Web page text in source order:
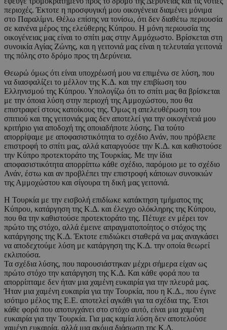
περιοχές. Έκτοτε η προσφυγική μου οικογένεια διαμένει μόνιμα
στο Παραλίμνι. Θέλω επίσης να τονίσω, ότι δεν διαθέτω περιουσία
σε κανένα μέρος της ελεύθερης Κύπρου. Η μόνη περιουσία της
οικογένειας μας είναι το σπίτι μας στην Αμμόχωστο. Βρίσκεται στη
συνοικία Αγίας Ζώνης, και η γειτονιά μας είναι η τελευταία γειτονιά
της πόλης στο δρόμο προς τη Δερύνεια.
Θεωρώ όμως ότι είναι υποχρέωσή μου να επιμένω σε λύση, που
να διασφαλίζει το μέλλον της Κ.Δ. και την επιβίωση του
Ελληνισμού της Κύπρου. Υπολογίζω ότι το σπίτι μας θα βρίσκεται
με την όποια λύση στην περιοχή της Αμμοχώστου, που θα
επιστραφεί στους κατοίκους της. Όμως η απελευθέρωση του
σπιτιού και της γειτονιάς μας δεν αποτελεί για την οικογένειά μου
κριτήριο για αποδοχή της οποιαδήποτε λύσης. Για τούτο
απορρίψαμε με αποφασιστικότητα το σχέδιο Ανάν, που πρόβλεπε
επιστροφή το σπίτι μας, αλλά καταργούσε την Κ.Δ. και καθιστούσε
την Κύπρο προτεκτοράτο της Τουρκίας. Με την ίδια
αποφασιστικότητα απορρίπτω κάθε σχέδιο, παρόμοιο με το σχέδιο
Ανάν, έστω και αν προβλέπει την επιστροφή κάποιων συνοικιών
της Αμμοχώστου και σίγουρα τη δική μας γειτονιά.
Η Τουρκία με την εισβολή επιδίωκε κατάκτηση τμήματος της
Κύπρου, κατάργηση της Κ.Δ. και έλεγχο ολόκληρης της Κύπρου,
που θα την καθιστούσε προτεκτοράτο της. Πέτυχε εν μέρει τον
πρώτο της στόχο, αλλά έμεινε απραγματοποίητος ο στόχος της
κατάργησης της Κ.Δ. Έκτοτε επιδιώκει σταθερά να μας αναγκάσει
να αποδεχτούμε λύση με κατάργηση της Κ.Δ. την οποία θεωρεί
εκλιπούσα.
Τα σχέδια λύσης, που παρουσιάστηκαν μέχρι σήμερα είχαν ως
πρώτο στόχο την κατάργηση της Κ.Δ. Και κάθε φορά που τα
απορρίπταμε δεν ήταν μια χαμένη ευκαιρία για την πλευρά μας.
Ήταν μια χαμένη ευκαιρία για την Τουρκία, που η Κ.Δ., που έγινε
ισότιμο μέλος της Ε.Ε. αποτελεί αγκάθι για τα σχέδια της. Έτσι
κάθε φορά που αποτυγχάνει στο στόχο αυτό, είναι μια χαμένη
ευκαιρία για την Τουρκία. Για μας καμία λύση δεν αποτελούσε
χαμένη ευκαιρία, αλλά μια ακόμα διάσωση της Κ.Δ.